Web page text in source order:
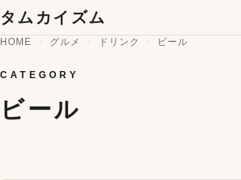
コンテンツへスキップ
タムカイズム
HOME グルメ ドリンク ビール
CATEGORY
ビール